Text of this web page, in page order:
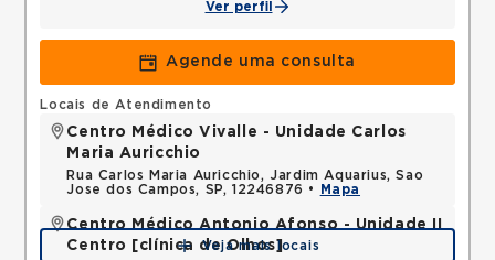
Ver perfil
Agende uma consulta
Locais de Atendimento
Centro Médico Vivalle - Unidade Carlos
Maria Auricchio
Rua Carlos Maria Auricchio, Jardim Aquarius, Sao
Jose dos Campos, SP, 12246876 •
Mapa
Centro Médico Antonio Afonso - Unidade II
Centro [clínica de Olhos]
Veja mais locais